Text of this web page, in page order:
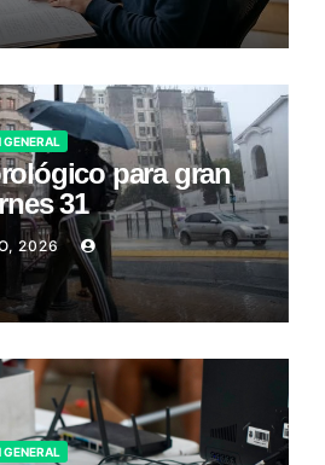
para gran
31
2026